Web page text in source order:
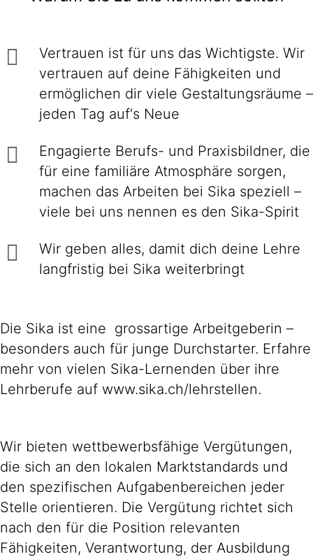
Vertrauen ist für uns das Wichtigste. Wir
vertrauen auf deine Fähigkeiten und
ermöglichen dir viele Gestaltungsräume –
jeden Tag auf‘s Neue
Engagierte Berufs- und Praxisbildner, die
für eine familiäre Atmosphäre sorgen,
machen das Arbeiten bei Sika speziell –
viele bei uns nennen es den Sika-Spirit
Wir geben alles, damit dich deine Lehre
langfristig bei Sika weiterbringt
Die Sika ist eine grossartige Arbeitgeberin –
besonders auch für junge Durchstarter. Erfahre
mehr von vielen Sika-Lernenden über ihre
Lehrberufe auf www.sika.ch/lehrstellen.
Wir bieten wettbewerbsfähige Vergütungen,
die sich an den lokalen Marktstandards und
den spezifischen Aufgabenbereichen jeder
Stelle orientieren. Die Vergütung richtet sich
nach den für die Position relevanten
Fähigkeiten, Verantwortung, der Ausbildung